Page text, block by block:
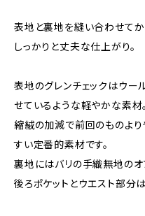
表地と裏地を縫い合わせて
しっかりと丈夫な仕上がり。
表地のグレンチェックはウー
せているような軽やかな素材。
縮絨の加減で前回のものよ
すい定番的素材です。
裏地にはバリの手織無地のオ
後ろポケットとウエスト部分